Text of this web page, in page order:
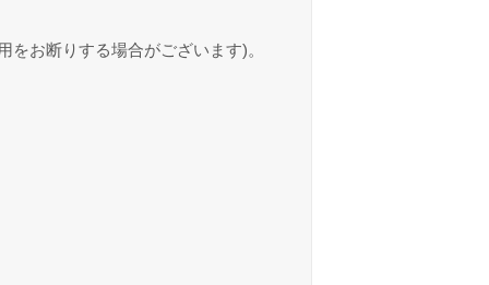
お断りする場合がございます)。